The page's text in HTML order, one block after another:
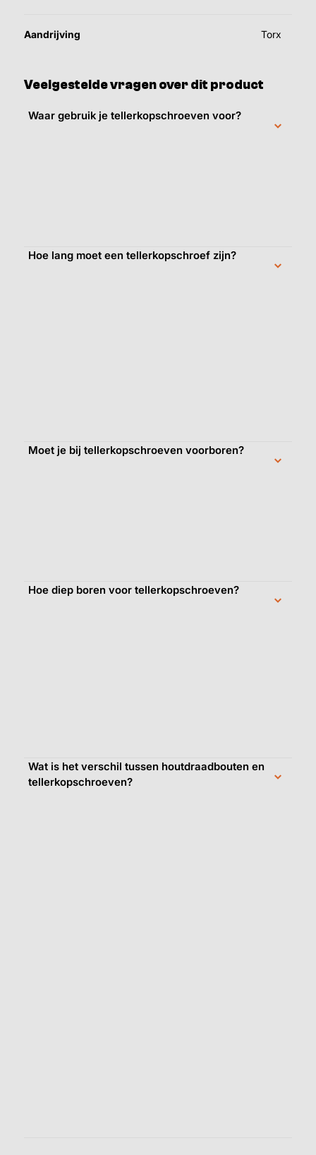
Aandrijving Torx
Veelgestelde vragen over dit product
Waar gebruik je tellerkopschroeven voor?
Hoe lang moet een tellerkopschroef zijn?
Moet je bij tellerkopschroeven voorboren?
Hoe diep boren voor tellerkopschroeven?
Wat is het verschil tussen houtdraadbouten en
tellerkopschroeven?